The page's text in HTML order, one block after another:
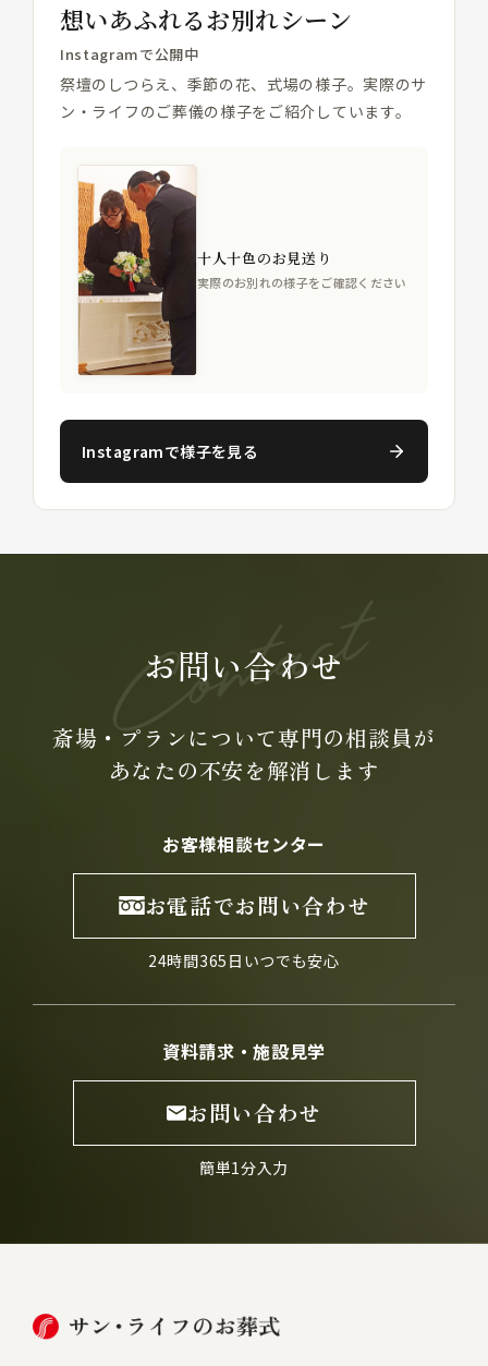
想いあふれるお別れシーン
Instagramで公開中
祭壇のしつらえ、季節の花、式場の様子。実際のサ
ン・ライフのご葬儀の様子をご紹介しています。
十人十色のお見送り
実際のお別れの様子をご確認ください
Instagramで様子を見る
お問い合わせ
斎場・プランについて専門の相談員が
あなたの不安を解消します
お客様相談センター
お電話でお問い合わせ
24時間365日いつでも安心
資料請求・施設見学
お問い合わせ
簡単1分入力